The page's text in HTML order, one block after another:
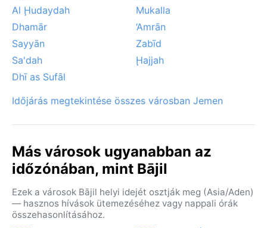
Al Ḩudaydah
Mukalla
Dhamār
‘Amrān
Sayyān
Zabīd
Sa'dah
Ḩajjah
Dhī as Sufāl
Időjárás megtekintése összes városban Jemen
Más városok ugyanabban az
időzónában, mint Bājil
Ezek a városok Bājil helyi idejét osztják meg (Asia/Aden)
— hasznos hívások ütemezéséhez vagy nappali órák
összehasonlításához.